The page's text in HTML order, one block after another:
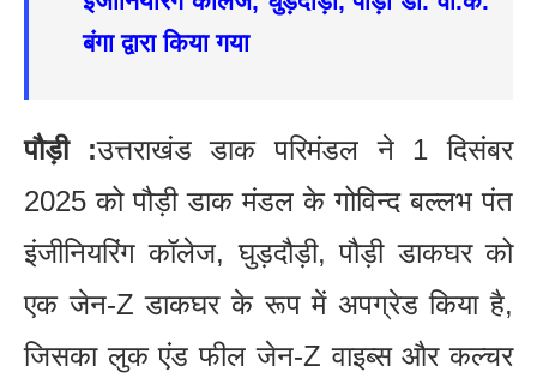
बंगा द्वारा किया गया
पौड़ी :उत्तराखंड डाक परिमंडल ने 1 दिसंबर
2025 को पौड़ी डाक मंडल के गोविन्द बल्लभ पंत
इंजीनियरिंग कॉलेज, घुड़दौड़ी, पौड़ी डाकघर को
एक जेन-Z डाकघर के रूप में अपग्रेड किया है,
जिसका लुक एंड फील जेन-Z वाइब्स और कल्चर